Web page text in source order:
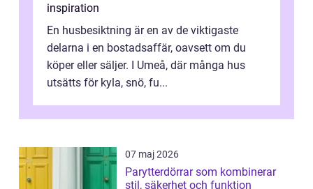
inspiration
En husbesiktning är en av de viktigaste
delarna i en bostadsaffär, oavsett om du
köper eller säljer. I Umeå, där många hus
utsätts för kyla, snö, fu...
07 maj 2026
Parytterdörrar som kombinerar
stil, säkerhet och funktion